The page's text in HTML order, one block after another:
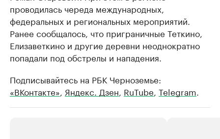
проводилась череда международных,
федеральных и региональных мероприятий.
Ранее сообщалось, что приграничные Теткино,
Елизаветкино и другие деревни неоднократно
попадали под обстрелы и нападения.
Подписывайтесь на РБК Черноземье:
«ВКонтакте», Яндекс. Дзен, RuTube, Telegram.